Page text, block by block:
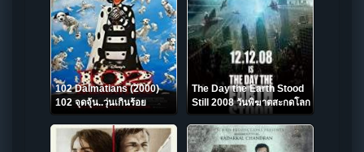
102 Dalmatians (2000)
102 จุดจุ้น..วุ่นเกินร้อย
The Day the Earth Stood
Still 2008 วันพิฆาตสะกดโลก